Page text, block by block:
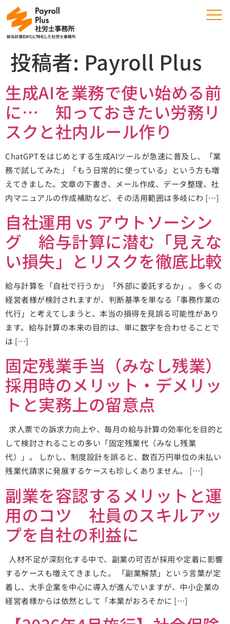
投稿者: Payroll Plus
生成AIを業務で使い始める前
に… 知っておきたい労務リ
スクと社内ルール作り
ChatGPTをはじめとする生成AIツールが急速に普及し、「業
務で試してみた」「もう日常的に使っている」という方も増
えてきました。文章の下書き、メール作成、データ整理、社
内マニュアルの作成補助など、その活用範囲は多岐にわ […]
自社運用 vs アウトソーシン
グ 給与計算に潜む「見えな
い損失」とリスクを徹底比較
給与計算を「自社で行うか」「外部に委託するか」。 多くの
経営者様が検討されますが、判断基準を単なる「事務作業の
代行」と考えてしまうと、本当の損得を見誤る可能性があり
ます。給与計算の本来の目的は、単に数字を合わせることで
は […]
固定残業手当（みなし残業）
採用時のメリット・デメリッ
トと実務上の留意点
求人票での訴求力向上や、毎月の給与計算の効率化を目的と
して検討されることの多い「固定残業代（みなし残業
代）」。 しかし、制度設計を誤ると、数百万円単位の未払い
残業代請求に発展するケースも珍しくありません。 […]
副業を容認するメリットと運
用のコツ 社員のスキルアッ
プを自社の利益に
人材不足が深刻化する中で、副業の可否が採用や定着に影響
するケースも増えてきました。 「副業解禁」という言葉が定
着し、大手企業を中心に導入が進んでいますが、中小企業の
経営者様からは依然として「本業がおろそかに […]